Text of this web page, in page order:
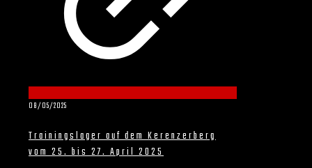
08/05/2025
Trainingslager auf dem Kerenzerberg
vom 25. bis 27. April 2025